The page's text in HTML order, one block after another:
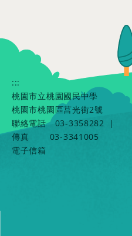
:::
桃園市立桃園國民中學
桃園市桃園區莒光街2號
聯絡電話
03-3358282
|
傳真
03-3341005
電子信箱